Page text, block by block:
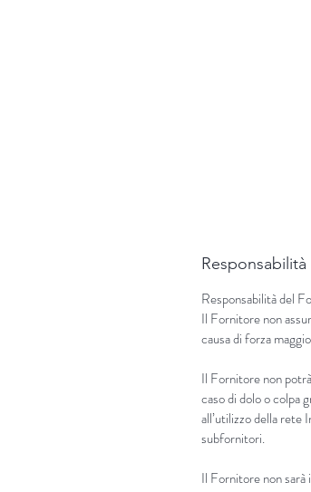
Responsabilità del
Il Fornitore non
causa di forza
Il Fornitore non
caso di dolo o colpa
all’utilizzo della rete
subfornitori.
Il Fornitore non sarà